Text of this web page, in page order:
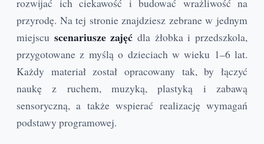
rozwijać ich ciekawość i budować wrażliwość na
przyrodę. Na tej stronie znajdziesz zebrane w jednym
miejscu scenariusze zajęć dla żłobka i przedszkola,
przygotowane z myślą o dzieciach w wieku 1–6 lat.
Każdy materiał został opracowany tak, by łączyć
naukę z ruchem, muzyką, plastyką i zabawą
sensoryczną, a także wspierać realizację wymagań
podstawy programowej.